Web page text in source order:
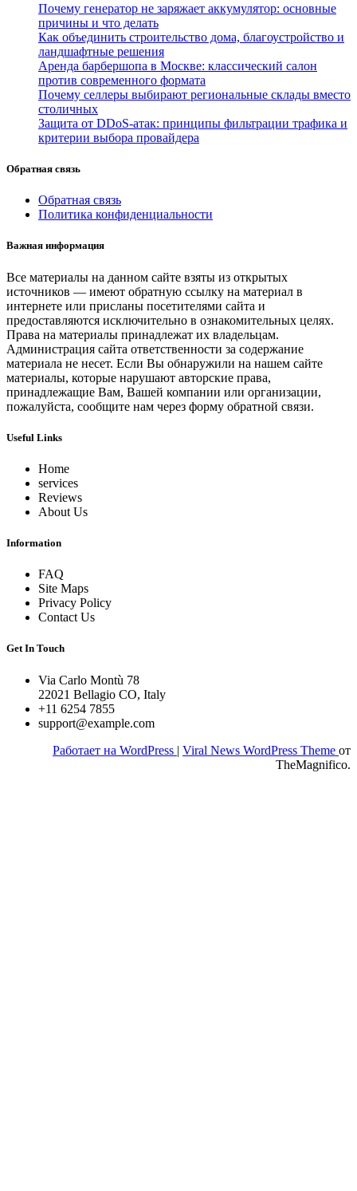
Почему генератор не заряжает аккумулятор: основные
причины и что делать
Как объединить строительство дома, благоустройство и
ландшафтные решения
Аренда барбершопа в Москве: классический салон
против современного формата
Почему селлеры выбирают региональные склады вместо
столичных
Защита от DDoS-атак: принципы фильтрации трафика и
критерии выбора провайдера
Обратная связь
Обратная связь
Политика конфиденциальности
Важная информация
Все материалы на данном сайте взяты из открытых
источников — имеют обратную ссылку на материал в
интернете или присланы посетителями сайта и
предоставляются исключительно в ознакомительных целях.
Права на материалы принадлежат их владельцам.
Администрация сайта ответственности за содержание
материала не несет. Если Вы обнаружили на нашем сайте
материалы, которые нарушают авторские права,
принадлежащие Вам, Вашей компании или организации,
пожалуйста, сообщите нам через форму обратной связи.
Useful Links
Home
services
Reviews
About Us
Information
FAQ
Site Maps
Privacy Policy
Contact Us
Get In Touch
Via Carlo Montù 78
22021 Bellagio CO, Italy
+11 6254 7855
support@example.com
Работает на WordPress | Viral News WordPress Theme от
TheMagnifico.